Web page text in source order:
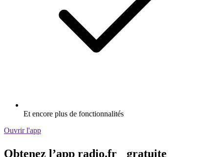
Et encore plus de fonctionnalités
Ouvrir l'app
Obtenez l’app radio.fr gratuite